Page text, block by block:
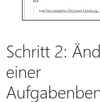
Schritt 2:
einer